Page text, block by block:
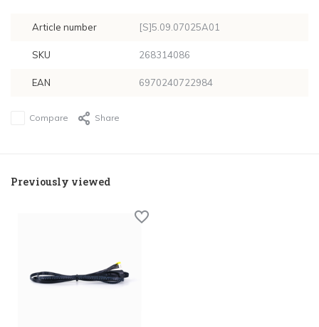
Article number [S]5.09.07025A01
SKU 268314086
EAN 6970240722984
Compare Share
Previously viewed